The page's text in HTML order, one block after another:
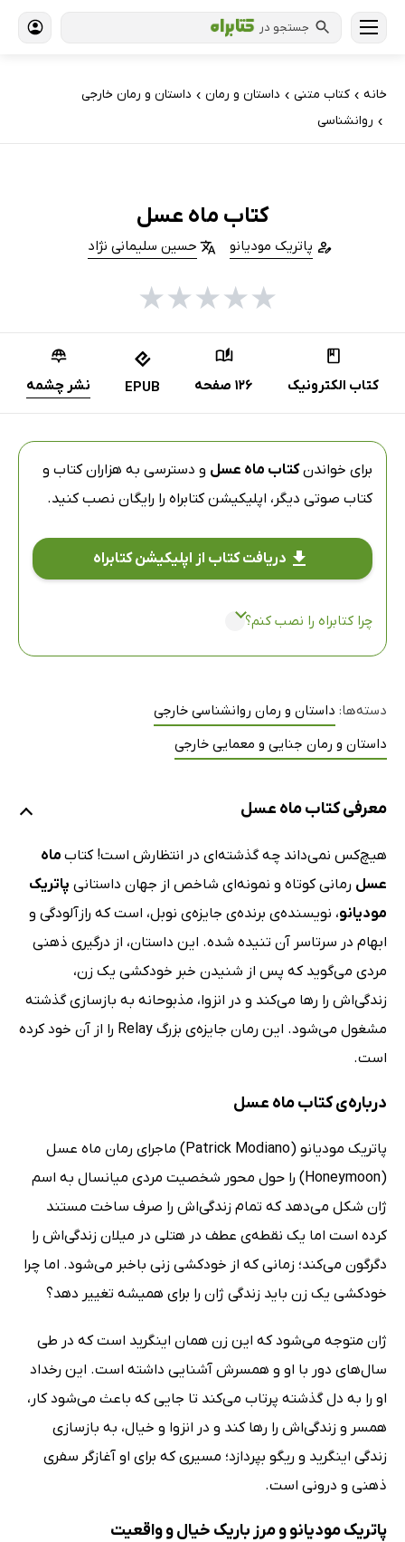
جستجو در
خانه › کتاب‌ متنی › داستان و رمان › داستان و رمان خارجی
› روانشناسی
کتاب ماه عسل
پاتریک مودیانو حسین سلیمانی نژاد
★
★
★
★
★
کتاب الکترونیک 126 صفحه EPUB نشر چشمه
برای خواندنکتاب ماه عسل و دسترسی به هزاران کتاب و
کتاب صوتی دیگر، اپلیکیشن کتابراه را رایگان نصب کنید.
دریافت کتاب از اپلیکیشن کتابراه
چرا کتابراه را نصب کنم؟
دسته‌ها: داستان و رمان روانشناسی خارجی
داستان و رمان جنایی و معمایی خارجی
معرفی کتاب ماه عسل
هیچ‌کس نمی‌داند چه گذشته‌ای در انتظارش است! کتاب ماه
عسل رمانی کوتاه و نمونه‌ای شاخص از جهان داستانی پاتریک
مودیانو، نویسنده‌ی برنده‌ی جایزه‌ی نوبل، است که رازآلودگی و
ابهام در سرتاسر آن تنیده شده. این داستان، از درگیری ذهنی
مردی می‌گوید که پس از شنیدن خبر خودکشی یک زن،
زندگی‌اش را رها می‌کند و در انزوا، مذبوحانه به بازسازی گذشته
مشغول می‌شود. این رمان جایزه‌ی بزرگ Relay را از آن خود کرده
است.
درباره‌ی کتاب ماه عسل
پاتریک مودیانو (Patrick Modiano) ماجرای رمان ماه عسل
(Honeymoon) را حول محور شخصیت مردی میانسال به اسم
ژان شکل می‌دهد که تمام زندگی‌اش را صرف ساخت مستند
کرده است اما یک نقطه‌ی عطف در هتلی در میلان زندگی‌اش را
دگرگون می‌کند؛ زمانی که از خودکشی زنی باخبر می‌شود. اما چرا
خودکشی یک زن باید زندگی ژان را برای همیشه تغییر دهد؟
ژان متوجه می‌شود که این زن همان اینگرید است که در طی
سال‌های دور با او و همسرش آشنایی داشته است. این رخداد
او را به دل گذشته پرتاب می‌کند تا جایی که باعث می‌شود کار،
همسر و زندگی‌اش را رها کند و در انزوا و خیال، به بازسازی
زندگی اینگرید و ریگو بپردازد؛ مسیری که برای او آغازگر سفری
ذهنی و درونی است.
پاتریک مودیانو و مرز باریک خیال و واقعیت